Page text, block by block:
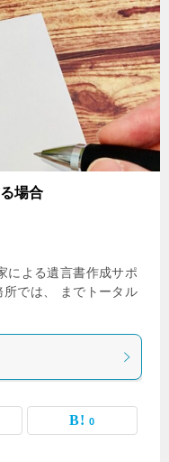
場合
による遺言書作成サポ
では、 までトータル
0